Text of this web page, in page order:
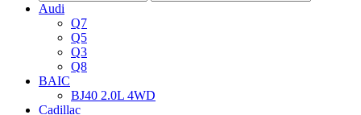
Audi
Q7
Q5
Q3
Q8
BAIC
BJ40 2.0L 4WD
Cadillac